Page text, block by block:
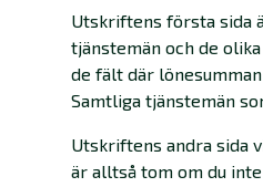
Utskriftens första sida
tjänstemän och de
de fält där
Samtliga tjänstemän
Utskriftens andra sida
är alltså tom om du